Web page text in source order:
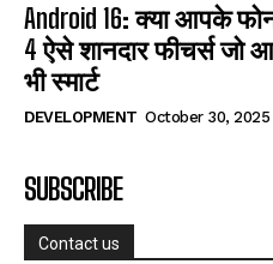
Android 16: क्या आपके
4 ऐसे शानदार फीचर्स
भी स्मार्ट
DEVELOPMENT October 30, 2025
SUBSCRIBE
Contact us